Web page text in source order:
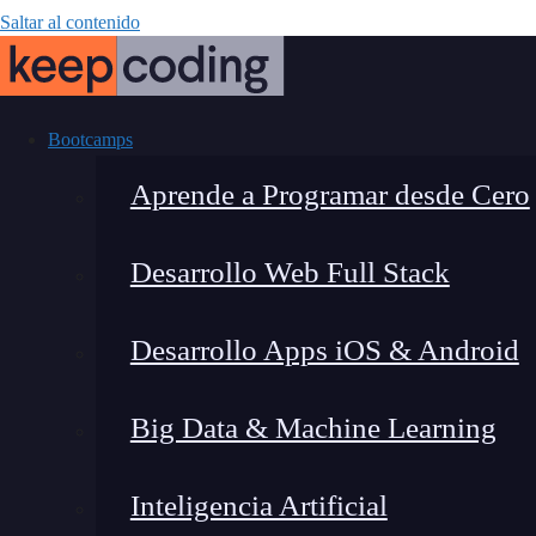
Saltar al contenido
Bootcamps
Aprende a Programar desde Cero
Desarrollo Web Full Stack
Desarrollo Apps iOS & Android
Big Data & Machine Learning
Inteligencia Artificial
Fernando Rodríguez